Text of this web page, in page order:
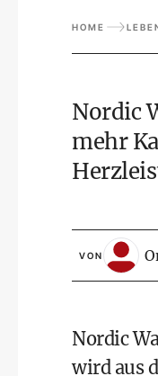
HOME
Nordic
mehr
VON
Nordic
wird aus